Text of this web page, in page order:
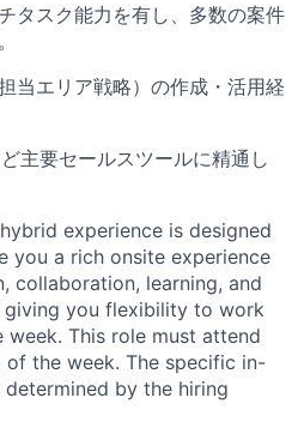
タスク能力を有し、多数の案件
当エリア戦略）の作成・活用経
主要セールスツールに精通し
experience is designed
you a rich onsite experience
collaboration, learning, and
you flexibility to work
This role must attend
the week. The specific in-
by the hiring